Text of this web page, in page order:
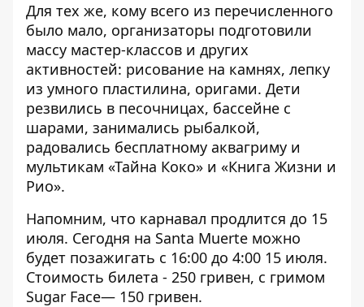
Для тех же, кому всего из перечисленного
было мало, организаторы подготовили
массу мастер-классов и других
активностей: рисование на камнях, лепку
из умного пластилина, оригами. Дети
резвились в песочницах, бассейне с
шарами, занимались рыбалкой,
радовались бесплатному аквагриму и
мультикам «Тайна Коко» и «Книга Жизни и
Рио».
Напомним, что карнавал продлится до 15
июля. Сегодня на Santa Muerte можно
будет позажигать с 16:00 до 4:00 15 июля.
Стоимость билета - 250 гривен, с гримом
Sugar Face— 150 гривен.